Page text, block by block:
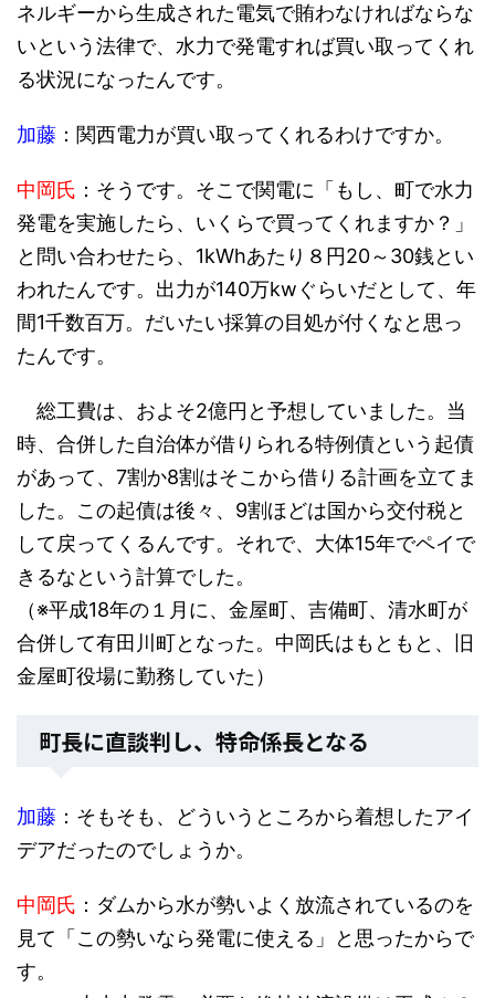
ネルギーから生成された電気で賄わなければならな
いという法律で、水力で発電すれば買い取ってくれ
る状況になったんです。
加藤 ：関西電力が買い取ってくれるわけですか。
中岡氏 ：そうです。そこで関電に「もし、町で水力
発電を実施したら、いくらで買ってくれますか？」
と問い合わせたら、1kWhあたり８円20～30銭とい
われたんです。出力が140万kwぐらいだとして、年
間1千数百万。だいたい採算の目処が付くなと思っ
たんです。
総工費は、およそ2億円と予想していました。当
時、合併した自治体が借りられる特例債という起債
があって、7割か8割はそこから借りる計画を立てま
した。この起債は後々、9割ほどは国から交付税と
して戻ってくるんです。それで、大体15年でペイで
きるなという計算でした。
（※平成18年の１月に、金屋町、吉備町、清水町が
合併して有田川町となった。中岡氏はもともと、旧
金屋町役場に勤務していた）
町長に直談判し、特命係長となる
加藤 ：そもそも、どういうところから着想したアイ
デアだったのでしょうか。
中岡氏 ：ダムから水が勢いよく放流されているのを
見て「この勢いなら発電に使える」と思ったからで
す。